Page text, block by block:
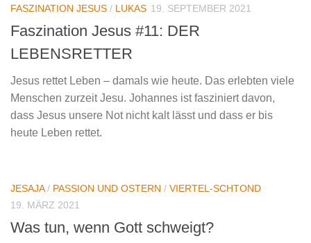
FASZINATION JESUS / LUKAS 19. SEPTEMBER 2021
Faszination Jesus #11: DER
LEBENSRETTER
Jesus rettet Leben – damals wie heute. Das erlebten viele
Menschen zurzeit Jesu. Johannes ist fasziniert davon,
dass Jesus unsere Not nicht kalt lässt und dass er bis
heute Leben rettet.
JESAJA/ PASSION UND OSTERN / VIERTEL-SCHTOND
19. MÄRZ 2021
Was tun, wenn Gott schweigt?